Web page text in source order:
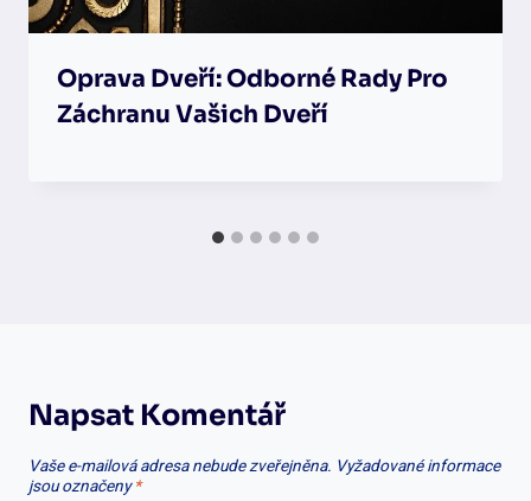
Oprava Dveří: Odborné Rady Pro
Záchranu Vašich Dveří
Napsat Komentář
Vaše e-mailová adresa nebude zveřejněna. Vyžadované informace
jsou označeny*